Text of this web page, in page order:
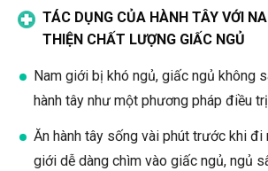
TÁC DỤNG CỦA HÀNH TÂY VỚI
THIỆN CHẤT LƯỢNG GIẤC NGỦ
Nam giới bị khó ngủ, giấc ngủ không
hành tây như một phương pháp điều
Ăn hành tây sống vài phút trước khi đi
giới dễ dàng chìm vào giấc ngủ, ngủ